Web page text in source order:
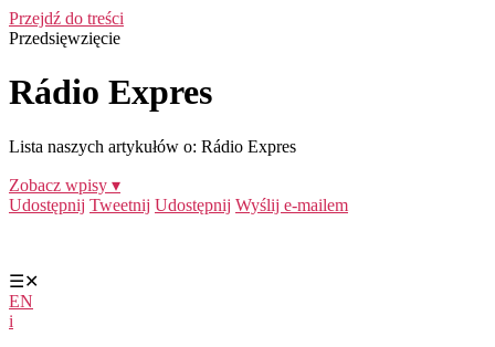
Przejdź do treści
Przedsięwzięcie
Rádio Expres
Lista naszych artykułów o: Rádio Expres
Zobacz wpisy ▾
Udostępnij Tweetnij Udostępnij Wyślij e-mailem
☰✕
EN
i